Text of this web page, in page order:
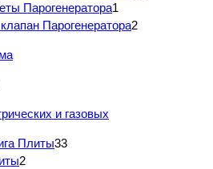
Парогенератора1
Парогенератора2
и газовых
Плиты33
2